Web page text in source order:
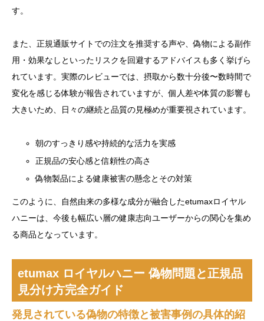
す。
また、正規通販サイトでの注文を推奨する声や、偽物による副作
用・効果なしといったリスクを回避するアドバイスも多く挙げら
れています。実際のレビューでは、摂取から数十分後〜数時間で
変化を感じる体験が報告されていますが、個人差や体質の影響も
大きいため、日々の継続と品質の見極めが重要視されています。
朝のすっきり感や持続的な活力を実感
正規品の安心感と信頼性の高さ
偽物製品による健康被害の懸念とその対策
このように、自然由来の多様な成分が融合したetumaxロイヤル
ハニーは、今後も幅広い層の健康志向ユーザーからの関心を集め
る商品となっています。
etumax ロイヤルハニー 偽物問題と正規品
見分け方完全ガイド
発見されている偽物の特徴と被害事例の具体的紹